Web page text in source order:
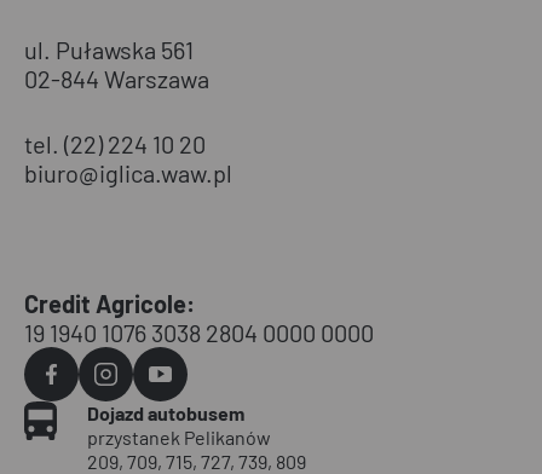
ul. Puławska 561
02-844 Warszawa
tel. (22) 224 10 20
biuro@iglica.waw.pl
Credit Agricole:
19 1940 1076 3038 2804 0000 0000
Agvo
Facebook
Agvo
Instagram
Agvo
YouTube
Dojazd autobusem
przystanek Pelikanów
209, 709, 715, 727, 739, 809